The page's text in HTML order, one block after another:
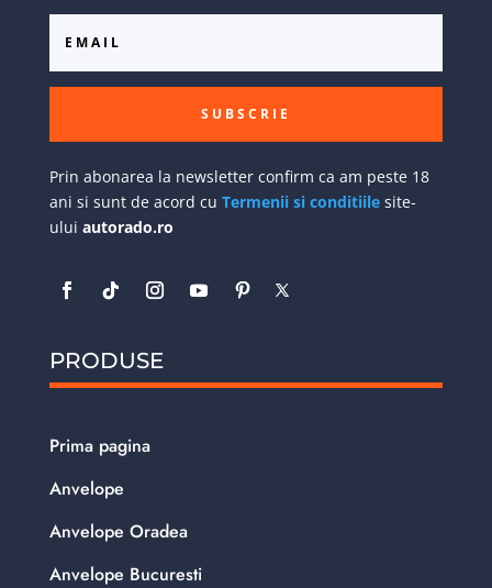
SUBSCRIE
Prin abonarea la newsletter confirm ca am peste 18
ani si sunt de acord cu Termenii si conditiilesite-
ului autorado.ro
PRODUSE
Prima pagina
Anvelope
Anvelope Oradea
Anvelope Bucuresti